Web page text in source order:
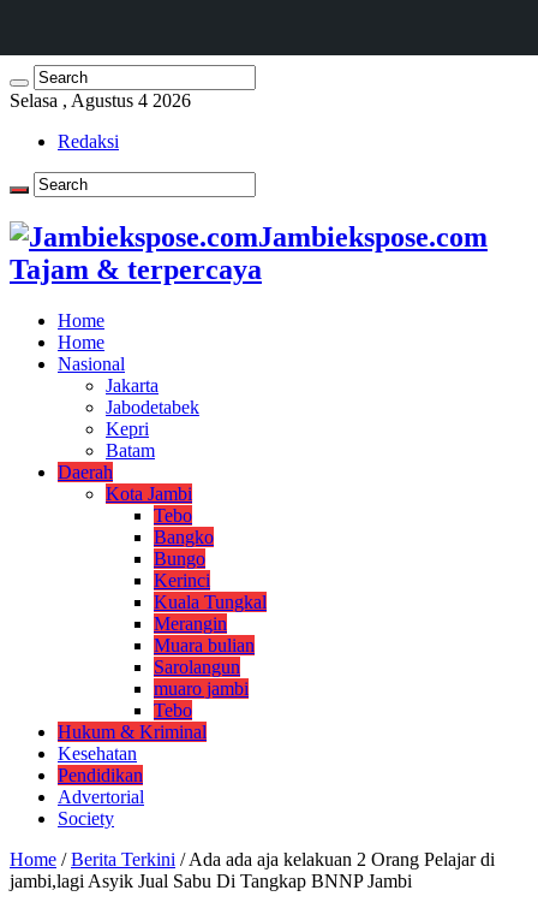
Selasa , Agustus 4 2026
Redaksi
Jambiekspose.com
Tajam & terpercaya
Home
Home
Nasional
Jakarta
Jabodetabek
Kepri
Batam
Daerah
Kota Jambi
Tebo
Bangko
Bungo
Kerinci
Kuala Tungkal
Merangin
Muara bulian
Sarolangun
muaro jambi
Tebo
Hukum & Kriminal
Kesehatan
Pendidikan
Advertorial
Society
Home / Berita Terkini / Ada ada aja kelakuan 2 Orang Pelajar di
jambi,lagi Asyik Jual Sabu Di Tangkap BNNP Jambi